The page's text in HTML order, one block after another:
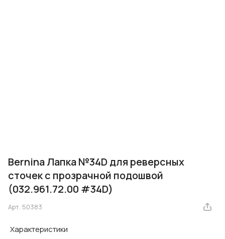
Bernina Лапка №34D для реверсных
сточек с прозрачной подошвой
(032.961.72.00 #34D)
Арт. 50383
Характеристики